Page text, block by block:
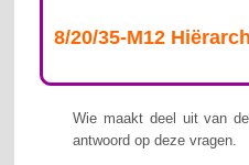
8/20/35-M12
Wie maakt deel uit van
antwoord op deze vragen.